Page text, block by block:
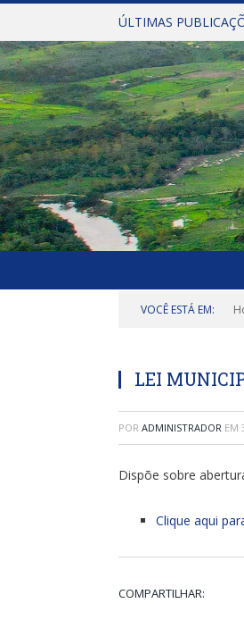
ÚLTIMAS
VOCÊ ESTÁ EM:
LEI
POR ADMINISTRADOR EM
Dispõe sobre
Clique aqui
COMPARTILHAR: